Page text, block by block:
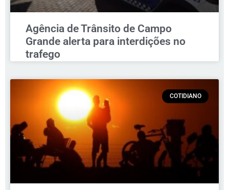
Agência de Trânsito de Campo
Grande alerta para interdições no
trafego
COTIDIANO